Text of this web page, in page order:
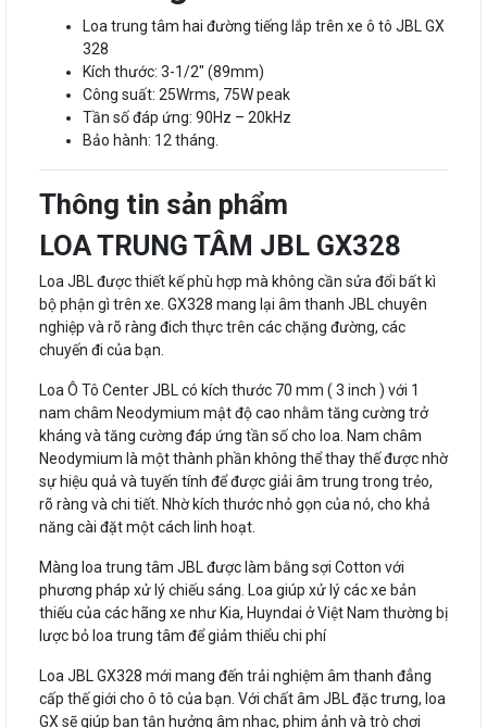
Loa trung tâm hai đường tiếng lắp trên xe ô tô JBL GX
328
Kích thước: 3-1/2″ (89mm)
Công suất: 25Wrms, 75W peak
Tần số đáp ứng: 90Hz – 20kHz
Bảo hành: 12 tháng.
Thông tin sản phẩm
LOA TRUNG TÂM JBL GX328
Loa JBL được thiết kế phù hợp mà không cần sửa đổi bất kì
bộ phận gì trên xe. GX328 mang lại âm thanh JBL chuyên
nghiệp và rõ ràng đich thực trên các chặng đường, các
chuyến đi của bạn.
Loa Ô Tô Center JBL có kích thước 70 mm ( 3 inch ) với 1
nam châm Neodymium mật độ cao nhằm tăng cường trở
kháng và tăng cường đáp ứng tần số cho loa. Nam châm
Neodymium là một thành phần không thể thay thế được nhờ
sự hiệu quả và tuyến tính để được giải âm trung trong trẻo,
rõ ràng và chi tiết. Nhờ kích thước nhỏ gọn của nó, cho khả
năng cài đặt một cách linh hoạt.
Màng loa trung tâm JBL được làm bằng sợi Cotton với
phương pháp xử lý chiếu sáng. Loa giúp xử lý các xe bản
thiếu của các hãng xe như Kia, Huyndai ở Việt Nam thường bị
lược bỏ loa trung tâm để giảm thiểu chi phí
Loa JBL GX328 mới mang đến trải nghiệm âm thanh đẳng
cấp thế giới cho ô tô của bạn. Với chất âm JBL đặc trưng, loa
GX sẽ giúp bạn tận hưởng âm nhạc, phim ảnh và trò chơi